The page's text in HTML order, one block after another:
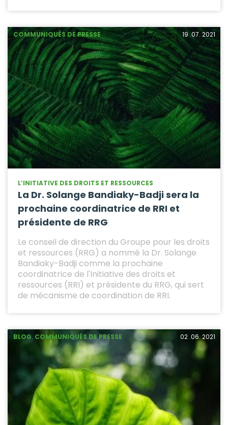
19 .07. 2021
L’INITIATIVE DES DROITS ET RESSOURCES
COMMUNIQUÉS DE PRESSE
La Dr. Solange Bandiaky-Badji sera la
prochaine coordinatrice de RRI et
présidente de RRG
Le conseil de direction du Groupe pour les droits
et ressources (RRG) a nommé la Dr. Solange
Bandiaky-Badji comme la prochaine
coordinatrice de l'Initiative des droits et
ressources (RRI) et présidente du RRG, qui sert
de mécanisme de coordination de RRI.
02 .06. 2021
BLOG, COMMUNIQUÉS DE PRESSE